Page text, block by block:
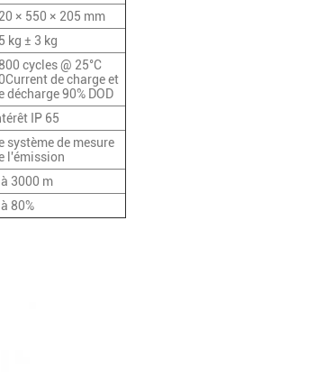
× 550 × 205 mm
kg ± 3 kg
cycles @ 25°C
de charge et
décharge 90% DOD
IP 65
système de mesure
l'émission
3000 m
80%